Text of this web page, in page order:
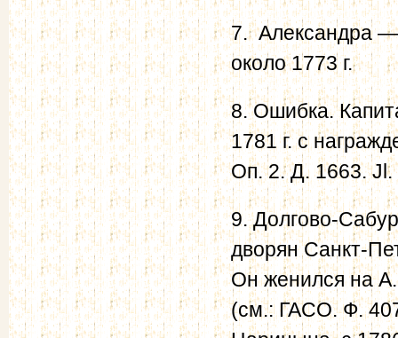
7. Александра
около 1773 г.
8. Ошибка.
1781 г. с
Оп. 2. Д. 1663. Jl.
9. Долгово-
дворян Санкт-
Он женился на
(см.: ГАСО. Ф.